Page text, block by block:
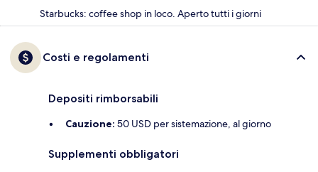
Starbucks: coffee shop in loco. Aperto tutti i giorni
Costi e regolamenti
Depositi rimborsabili
Cauzione: 50 USD per sistemazione, al giorno
Supplementi obbligatori